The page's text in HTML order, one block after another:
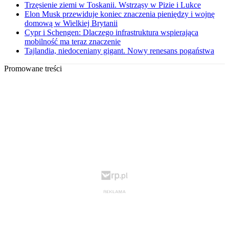
Trzęsienie ziemi w Toskanii. Wstrząsy w Pizie i Lukce
Elon Musk przewiduje koniec znaczenia pieniędzy i wojnę
domową w Wielkiej Brytanii
Cypr i Schengen: Dlaczego infrastruktura wspierająca
mobilność ma teraz znaczenie
Tajlandia, niedoceniany gigant. Nowy renesans pogaństwa
Promowane treści